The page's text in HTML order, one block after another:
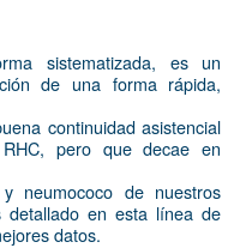
sistematizada, es un
de una forma rápida,
continuidad asistencial
pero que decae en
neumococo de nuestros
detallado en esta línea de
datos.